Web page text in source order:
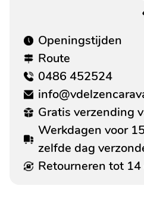
Openingstijden
Route
0486 452524
Gratis verzending
Werkdagen voor
zelfde dag
Retourneren tot